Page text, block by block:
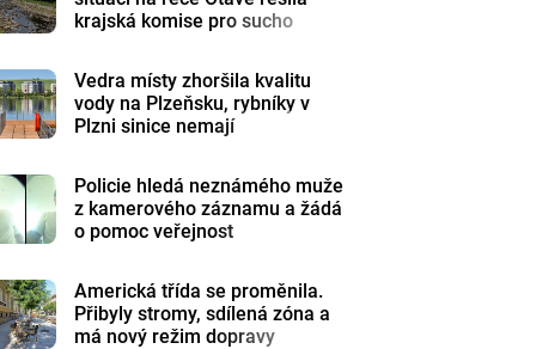
krajská komise pro sucho
Vedra místy zhoršila kvalitu
vody na Plzeňsku, rybníky v
Plzni sinice nemají
Policie hledá neznámého muže
z kamerového záznamu a žádá
o pomoc veřejnost
Americká třída se proměnila.
Přibyly stromy, sdílená zóna a
má nový režim dopravy